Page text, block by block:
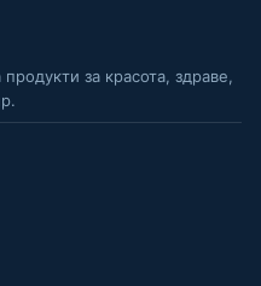
за красота, здраве,